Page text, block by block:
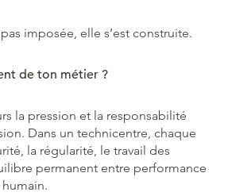
imposée, elle s’est construite.
de ton métier ?
la pression et la responsabilité
Dans un technicentre, chaque
la régularité, le travail des
permanent entre performance